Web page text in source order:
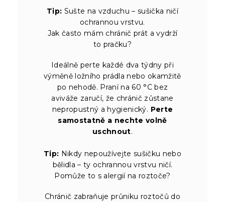
Tip: Sušte na vzduchu – sušička ničí
ochrannou vrstvu.
Jak často mám chránič prát a vydrží
to pračku?
Ideálně perte každé dva týdny při
výměně ložního prádla nebo okamžitě
po nehodě. Praní na 60 °C bez
aviváže zaručí, že chránič zůstane
nepropustný a hygienický. Perte
samostatně a nechte volně
uschnout.
Tip: Nikdy nepoužívejte sušičku nebo
bělidla – ty ochrannou vrstvu ničí.
Pomůže to s alergií na roztoče?
Chránič zabraňuje průniku roztočů do